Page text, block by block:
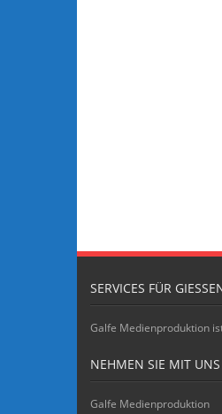
SERVICES FÜR
Galfe Medienproduktion
NEHMEN SIE MIT
Galfe Medienproduktion